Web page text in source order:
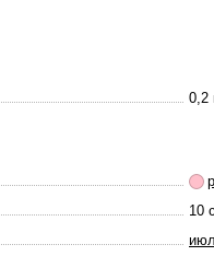
0,2
10